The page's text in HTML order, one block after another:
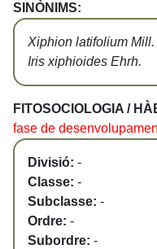
SINÒNIMS:
Xiphion latifolium Mill.
Iris xiphioides Ehrh.
FITOSOCIOLOGIA /
fase de
Divisió: -
Classe: -
Subclasse: -
Ordre: -
Subordre: -